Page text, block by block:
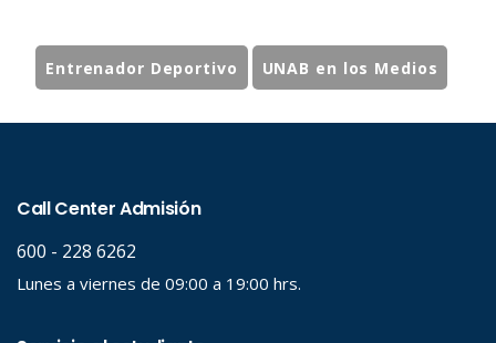
Entrenador Deportivo UNAB en los Medios